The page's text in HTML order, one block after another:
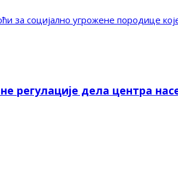
за социјално угрожене породице
регулације дела центра